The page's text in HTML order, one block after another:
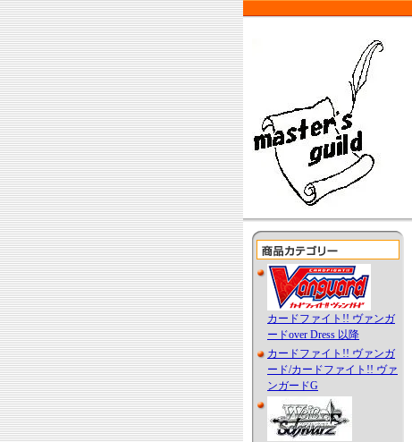
カードファイト!! ヴァンガ
ードover Dress 以降
カードファイト!! ヴァンガ
ード/カードファイト!! ヴァ
ンガードG